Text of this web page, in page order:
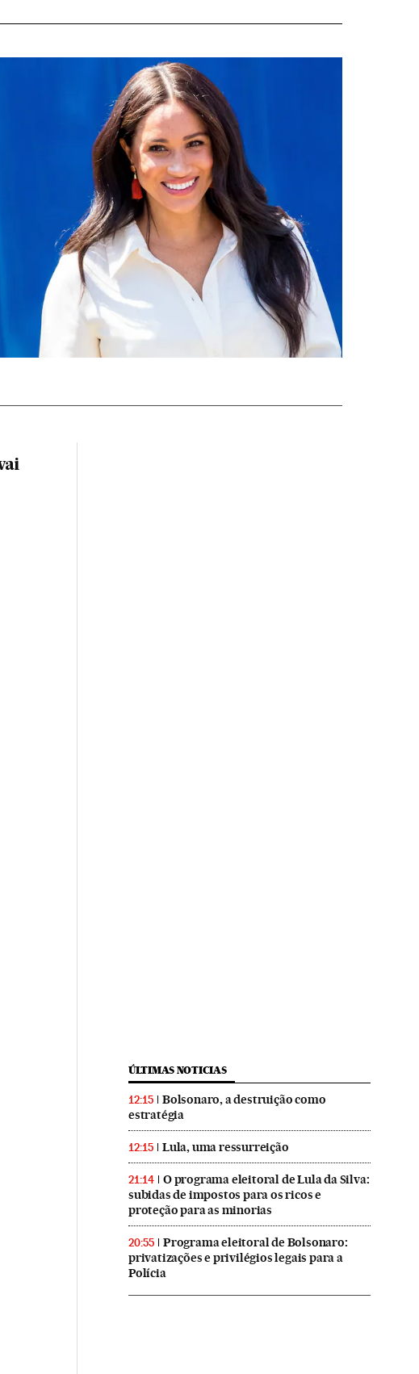
ÚLTIMAS NOTICIAS
12:15
Bolsonaro, a destruição como
estratégia
12:15 Lula, uma ressurreição
21:14
O programa eleitoral de Lula da Silva:
subidas de impostos para os ricos e
proteção para as minorias
20:55
Programa eleitoral de Bolsonaro:
privatizações e privilégios legais para a
Polícia